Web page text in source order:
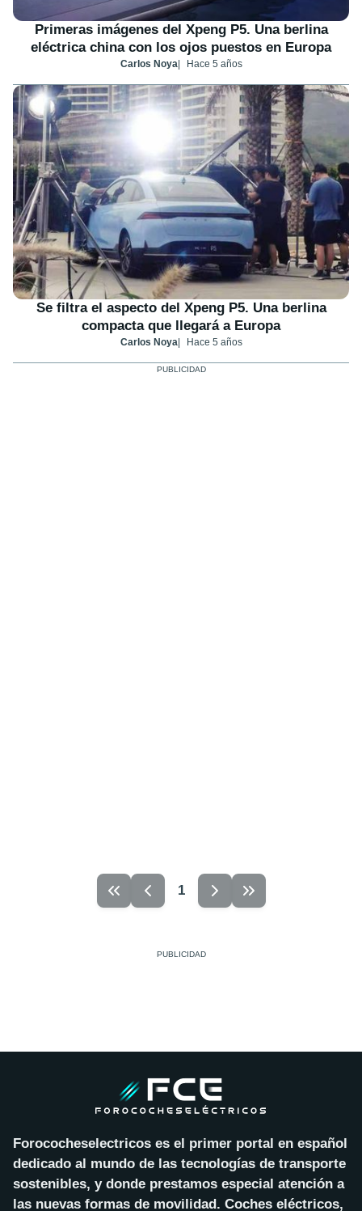
Primeras imágenes del Xpeng P5. Una berlina
eléctrica china con los ojos puestos en Europa
Carlos Noya Hace 5 años
Se filtra el aspecto del Xpeng P5. Una berlina
compacta que llegará a Europa
Carlos Noya Hace 5 años
1
Forococheselectricos es el primer portal en español
dedicado al mundo de las tecnologías de transporte
sostenibles, y donde prestamos especial atención a
las nuevas formas de movilidad. Coches eléctricos,